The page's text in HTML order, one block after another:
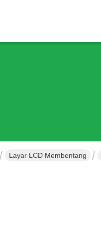
Layar LCD Membentang